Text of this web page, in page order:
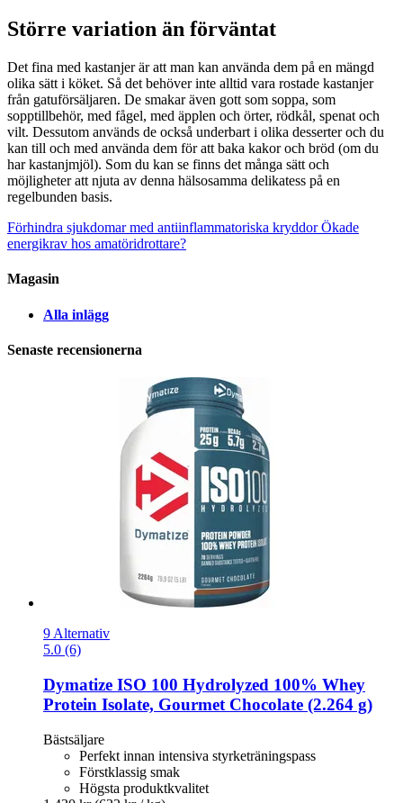
Större variation än förväntat
Det fina med kastanjer är att man kan använda dem på en mängd
olika sätt i köket. Så det behöver inte alltid vara rostade kastanjer
från gatuförsäljaren. De smakar även gott som soppa, som
sopptillbehör, med fågel, med äpplen och örter, rödkål, spenat och
vilt. Dessutom används de också underbart i olika desserter och du
kan till och med använda dem för att baka kakor och bröd (om du
har kastanjmjöl). Som du kan se finns det många sätt och
möjligheter att njuta av denna hälsosamma delikatess på en
regelbunden basis.
Förhindra sjukdomar med antiinflammatoriska kryddor Ökade
energikrav hos amatöridrottare?
Magasin
Alla inlägg
Senaste recensionerna
9 Alternativ
5.0 (6)
Dymatize ISO 100 Hydrolyzed 100% Whey
Protein Isolate, Gourmet Chocolate (2.264 g)
Bästsäljare
Perfekt innan intensiva styrketräningspass
Förstklassig smak
Högsta produktkvalitet